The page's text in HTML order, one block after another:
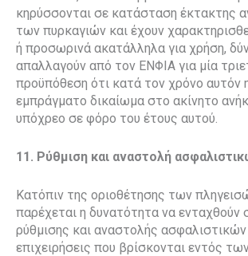
κηρύσσονται σε κατάσταση έκτακτης
των πυρκαγιών και έχουν
ή προσωρινά ακατάλληλα για χρήση,
απαλλαγούν από τον ΕΝΦΙΑ για μία
προϋπόθεση ότι κατά τον χρόνο αυτόν
εμπράγματο δικαίωμα στο ακίνητο
υπόχρεο σε φόρο του έτους αυτού.
11. Ρύθμιση και αναστολή
Κατόπιν της οριοθέτησης των
παρέχεται η δυνατότητα να ενταχθούν
ρύθμισης και αναστολής
επιχειρήσεις που βρίσκονται εντός